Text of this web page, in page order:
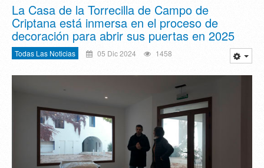
La Casa de la Torrecilla de Campo de
Criptana está inmersa en el proceso de
decoración para abrir sus puertas en 2025
Todas Las Noticias 05 Dic 2024 1458